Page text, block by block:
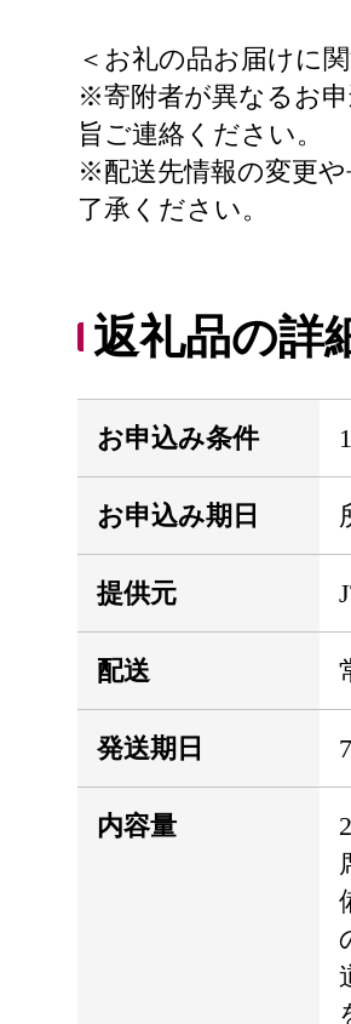
＜お礼の品お届けに
※寄附者が異なるお
旨ご連絡ください。
※配送先情報の変更
了承ください。
返礼品の詳
お申込み条件
お申込み期日
提供元
配送
発送期日
内容量